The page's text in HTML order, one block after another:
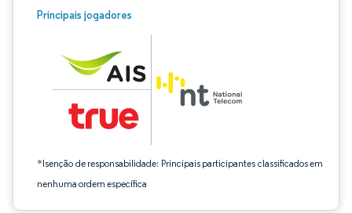
Principais jogadores
*Isenção de responsabilidade: Principais participantes classificados em
nenhuma ordem específica
Imagem © Mordor Intelligence. O reuso requer atribuição conforme CC BY 4.0.